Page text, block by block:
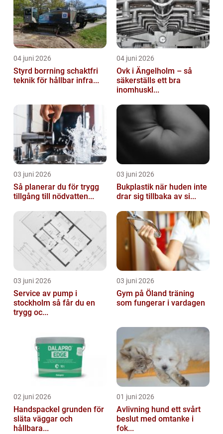
04 juni 2026
Styrd borrning schaktfri
teknik för hållbar infra...
04 juni 2026
Ovk i Ängelholm – så
säkerställs ett bra
inomhuskl...
03 juni 2026
Så planerar du för trygg
tillgång till nödvatten...
03 juni 2026
Bukplastik när huden inte
drar sig tillbaka av si...
03 juni 2026
Service av pump i
stockholm så får du en
trygg oc...
03 juni 2026
Gym på Öland träning
som fungerar i vardagen
02 juni 2026
Handspackel grunden för
släta väggar och
hållbara...
01 juni 2026
Avlivning hund ett svårt
beslut med omtanke i
fok...